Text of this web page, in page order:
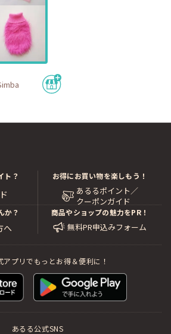
ト？ お得にお買い物を楽しもう！
あるるポイント／
クーポンガイド
か？
へ
商品やショップの魅力をPR！
無料PR申込みフォーム
アプリでもっとお得＆便利に！
あるる公式SNS